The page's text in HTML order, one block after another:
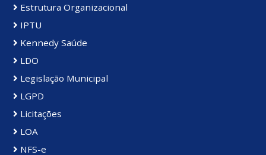
Estrutura Organizacional
IPTU
Kennedy Saúde
LDO
Legislação Municipal
LGPD
Licitações
LOA
NFS-e